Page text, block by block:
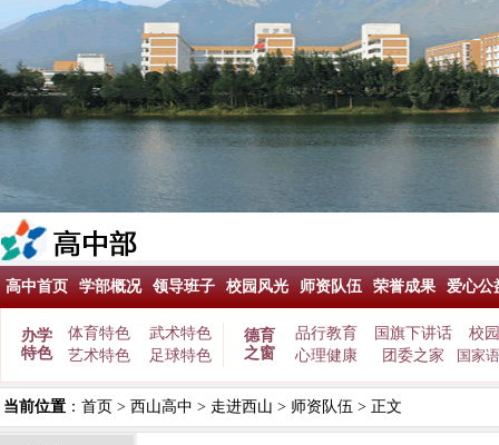
高中首页 学部概况 领导班子 校园风光 师资队伍 荣誉成果 爱心公
办学
特色
体育特色
武术特色
艺术特色
足球特色
德育
之窗
品行教育 国旗下讲话
校
心理健康
团委之家 国家
当前位置 ： 首页 > 西山高中 > 走进西山 > 师资队伍 > 正文